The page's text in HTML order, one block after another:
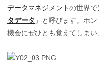
データマネジメントの世界で
タデータ 」と呼びます。ホ
機会にぜひとも覚えてしまい